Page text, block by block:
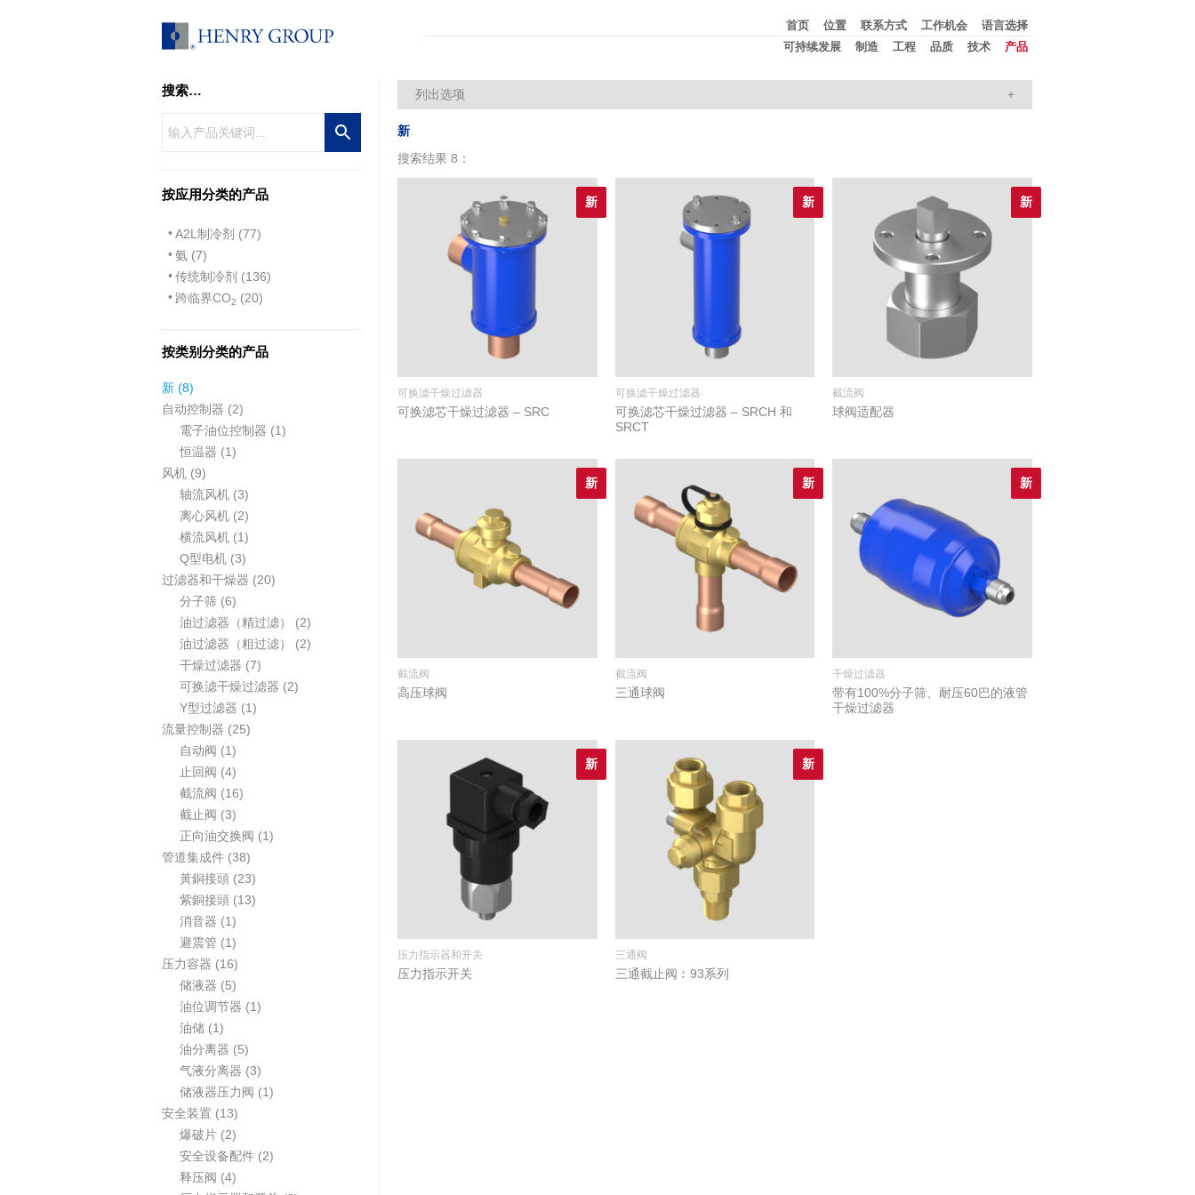
首页 位置 联系方式 工作机会
语言选择
可持续发展
制造 工程 品质 技术 产品
搜索…
按应用分类的产品
A2L制冷剂 (77)
氨 (7)
传统制冷剂 (136)
跨临界CO2 (20)
按类别分类的产品
新 88
个
产
品
自动控制器 22
个
電子油位控制器 11
恒温器 11
产
品
风机 99
个
产
品
轴流风机 33
个
产
品
离心风机 22
个
产
品
横流风机 11
个
产
Q型电机 33
个
品
过滤器和干燥器 202
个
产
分子筛 66
个
产
品
油过滤器（精过滤） 22
个
油过滤器（粗过滤） 22
干燥过滤器 77
个
可换滤干燥过滤器 22
Y型过滤器 11
流量控制器 252
自动阀 11
个
产
品
止回阀 44
个
产
品
截流阀 161
个
产
品
截止阀 33
个
产
品
正向油交换阀 11
管道集成件 383
8
个
黃銅接頭 232
3
紫銅接頭 131
消音器 11
个
产
品
避震管 11
个
产
品
压力容器 161
6
个
品
储液器 55
个
品
油位调节器 11
品
油储 11
个
产
品
油分离器 55
个
产
气液分离器 33
个
储液器压力阀 11
品
安全装置 131
3
个
产
爆破片 22
个
产
安全设备配件 22
释压阀 44
列出选项
缩略图大小：
新
搜索结果 8：
可换滤干燥过滤器
可换滤芯干燥过滤器 – SRC
新
可换滤干燥过滤器
可换滤芯干燥过滤器 – SRCH 和
SRCT
新
截流阀
球阀适配器
新
截流阀
高压球阀
新
截流阀
三通球阀
新
干燥过滤器
带有100%分子筛、耐压60巴的液管
干燥过滤器
新
压力指示器和开关
压力指示开关
新
三通阀
三通截止阀︰93系列
新